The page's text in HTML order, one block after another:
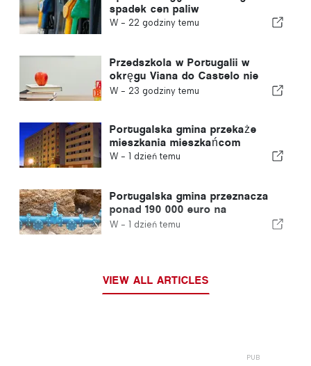
spadek cen paliw
W - 22 godziny temu
Przedszkola w Portugalii w
okręgu Viana do Castelo nie
zostaną zamknięte
W - 23 godziny temu
Portugalska gmina przekaże
mieszkania mieszkańcom
W - 1 dzień temu
Portugalska gmina przeznacza
ponad 190 000 euro na
zaopatrzenie w wodę
W - 1 dzień temu
VIEW ALL ARTICLES